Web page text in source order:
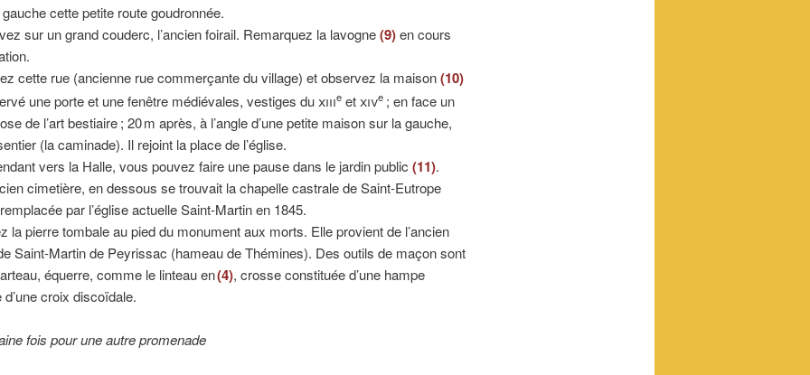
cette petite route goudronnée.
sur un grand couderc, l’ancien foirail. Remarquez la lavogne(9)en cours
cette rue (ancienne rue commerçante du village) et observez la maison(10)
une porte et une fenêtre médiévales, vestiges duxiiieetxive; en face un
de l’art bestiaire ; 20 m après, à l’angle d’une petite maison sur la gauche,
(la caminade). Il rejoint la place de l’église.
vers la Halle, vous pouvez faire une pause dans le jardin public (11).
cimetière, en dessous se trouvait la chapelle castrale de Saint-Eutrope
par l’église actuelle Saint-Martin en 1845.
la pierre tombale au pied du monument aux morts. Elle provient de l’ancien
Saint-Martin de Peyrissac (hameau de Thémines). Des outils de maçon sont
équerre, comme le linteau en(4), crosse constituée d’une hampe
croix discoïdale.
fois pour une autre promenade